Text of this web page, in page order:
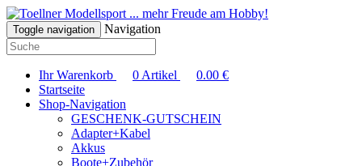
... mehr Freude am Hobby!
Toggle navigation Navigation
Ihr Warenkorb 0 Artikel 0.00 €
Startseite
Shop-Navigation
GESCHENK-GUTSCHEIN
Adapter+Kabel
Akkus
Boote+Zubehör